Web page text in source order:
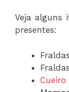
Veja alguns
presentes:
Cueiro